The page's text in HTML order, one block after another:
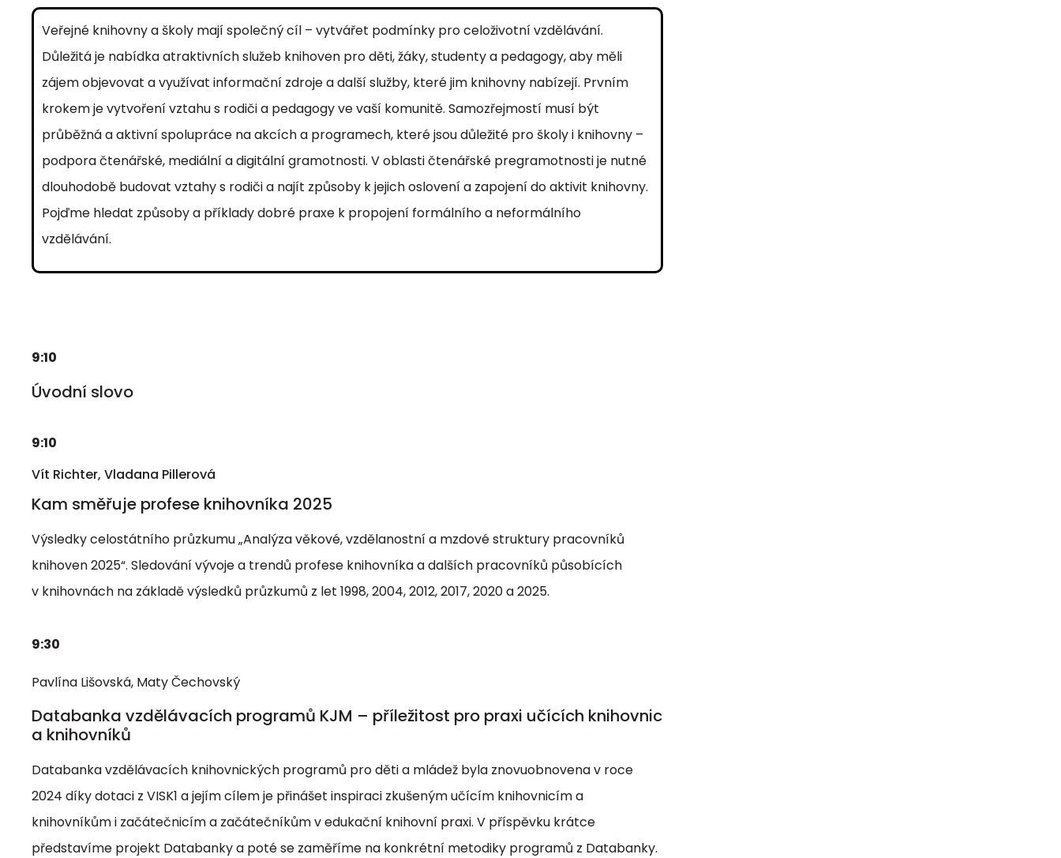
Veřejné knihovny a školy mají společný cíl – vytvářet podmínky pro celoživotní vzdělávání.
Důležitá je nabídka atraktivních služeb knihoven pro děti, žáky, studenty a pedagogy, aby měli
zájem objevovat a využívat informační zdroje a další služby, které jim knihovny nabízejí. Prvním
krokem je vytvoření vztahu s rodiči a pedagogy ve vaší komunitě. Samozřejmostí musí být
průběžná a aktivní spolupráce na akcích a programech, které jsou důležité pro školy i knihovny –
podpora čtenářské, mediální a digitální gramotnosti. V oblasti čtenářské pregramotnosti je nutné
dlouhodobě budovat vztahy s rodiči a najít způsoby k jejich oslovení a zapojení do aktivit knihovny.
Pojďme hledat způsoby a příklady dobré praxe k propojení formálního a neformálního
vzdělávání.
9:10
Úvodní slovo
9:10
Vít Richter, Vladana Pillerová
Kam směřuje profese knihovníka 2025
Výsledky celostátního průzkumu „Analýza věkové, vzdělanostní a mzdové struktury pracovníků
knihoven 2025“. Sledování vývoje a trendů profese knihovníka a dalších pracovníků působících
v knihovnách na základě výsledků průzkumů z let 1998, 2004, 2012, 2017, 2020 a 2025.
9:30
Pavlína Lišovská, Maty Čechovský
Databanka vzdělávacích programů KJM – příležitost pro praxi učících knihovnic
a knihovníků
Databanka vzdělávacích knihovnických programů pro děti a mládež byla znovuobnovena v roce
2024 díky dotaci z VISK1 a jejím cílem je přinášet inspiraci zkušeným učícím knihovnicím a
knihovníkům i začátečnicím a začátečníkům v edukační knihovní praxi. V příspěvku krátce
představíme projekt Databanky a poté se zaměříme na konkrétní metodiky programů z Databanky.